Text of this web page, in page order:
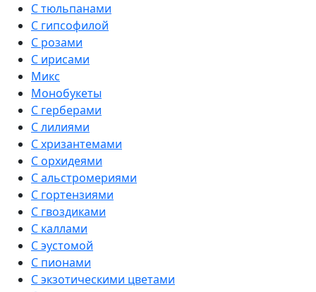
С тюльпанами
С гипсофилой
С розами
С ирисами
Микс
Монобукеты
С герберами
С лилиями
С хризантемами
С орхидеями
С альстромериями
С гортензиями
С гвоздиками
С каллами
С эустомой
С пионами
С экзотическими цветами